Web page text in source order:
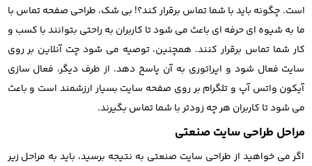
است. چگونه باید با شما تماس برقرار کند؟! بی شک، طراحی صفحه تماس با
ما به شیوه ای حرفه ای باعث می شود تا کاربران به راحتی بتوانند با کسب و
کار شما تماس برقرار کنند. همچنین، توصیه می شود چت آنلاین بر روی
سایت فعال شود و اپراتوری به آن پاسخ دهد. از طرف دیگر، فعال سازی
آیکون واتس آپ و تلگرام بر روی صفحه سایت بسیار ارزشمند است و باعث
می شود تا کاربران هر چه زودتر با شما تماس بگیرند.
مراحل طراحی سایت صنعتی
اگر می خواهید از طراحی سایت صنعتی به نتیجه برسید، باید به مراحل زیر